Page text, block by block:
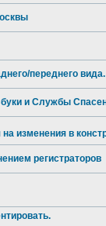
переднего вида.
и Службы
изменения в
регистраторов